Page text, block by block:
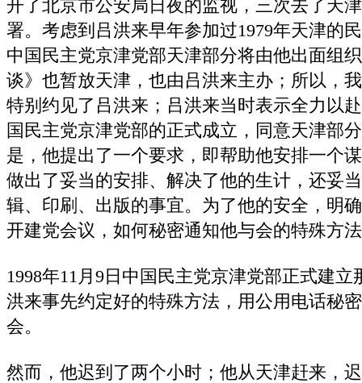
开了北京市公安局日夜的监视，三次去了天
署。考虑到吕洪来早年参加过1979年天津的
中国民主党京津党部天津部分将由他出面组
谈》也暂放天津，也由吕洪来主办；所以，
特别约见了吕洪来；吕洪来当时表示全力以
国民主党京津党部的正式成立，同意天津部
是，他提出了一个要求，即帮助他安排一个
做出了妥当的安排、解决了他的生计，还妥
辑、印刷、出版的事宜。为了他的安全，明
开建党会议，如何秘密通知他与会的特殊方
1998年11月9日中国民主党京津党部正式建
洪来事先约定好的特殊方法，用公用电话秘
会。
然而，他迟到了两个小时；他从天津赶来，